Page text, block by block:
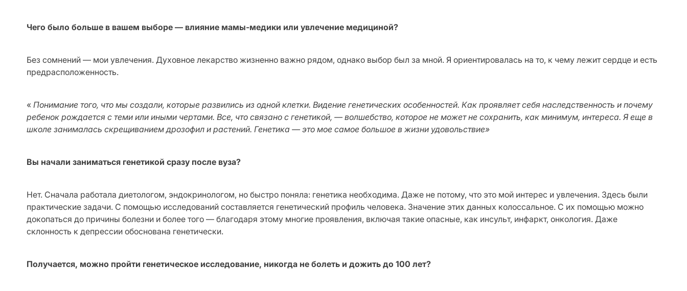
Чего было больше в вашем выборе — влияние мамы-медики или увлечение медициной?
Без сомнений — мои увлечения. Духовное лекарство жизненно важно рядом, однако выбор был за мной. Я ориентировалась на то, к чему лежит сердце и есть
предрасположенность.
« Понимание того, что мы создали, которые развились из одной клетки. Видение генетических особенностей. Как проявляет себя наследственность и почему
ребенок рождается с теми или иными чертами. Все, что связано с генетикой, — волшебство, которое не может не сохранить, как минимум, интереса. Я еще в
школе занималась скрещиванием дрозофил и растений. Генетика — это мое самое большое в жизни удовольствие»
Вы начали заниматься генетикой сразу после вуза?
Нет. Сначала работала диетологом, эндокринологом, но быстро поняла: генетика необходима. Даже не потому, что это мой интерес и увлечения. Здесь были
практические задачи. С помощью исследований составляется генетический профиль человека. Значение этих данных колоссальное. С их помощью можно
докопаться до причины болезни и более того — благодаря этому многие проявления, включая такие опасные, как инсульт, инфаркт, онкология. Даже
склонность к депрессии обоснована генетически.
Получается, можно пройти генетическое исследование, никогда не болеть и дожить до 100 лет?